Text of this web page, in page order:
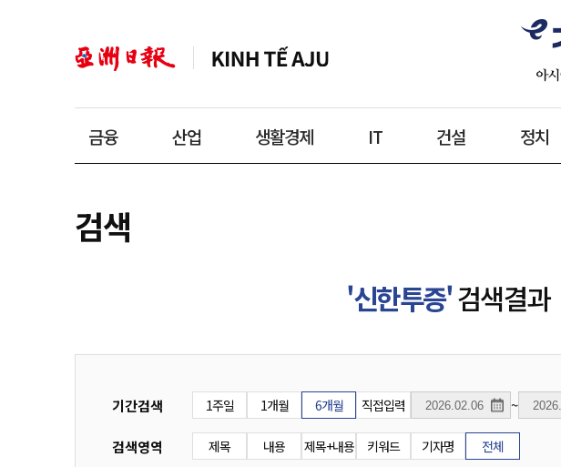
금융 산업 생활경제 IT 건설 정치
검색
'신한투증'검색결과
기간검색 1주일 1개월 6개월 직접입력 ~
검색영역 제목 내용 제목+내용 키워드 기자명 전체